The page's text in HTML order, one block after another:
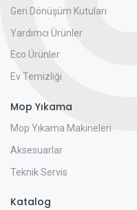
Geri Dönüşüm Kutuları
Yardımcı Ürünler
Eco Ürünler
Ev Temizliği
Mop Yıkama
Mop Yıkama Makineleri
Aksesuarlar
Teknik Servis
Katalog